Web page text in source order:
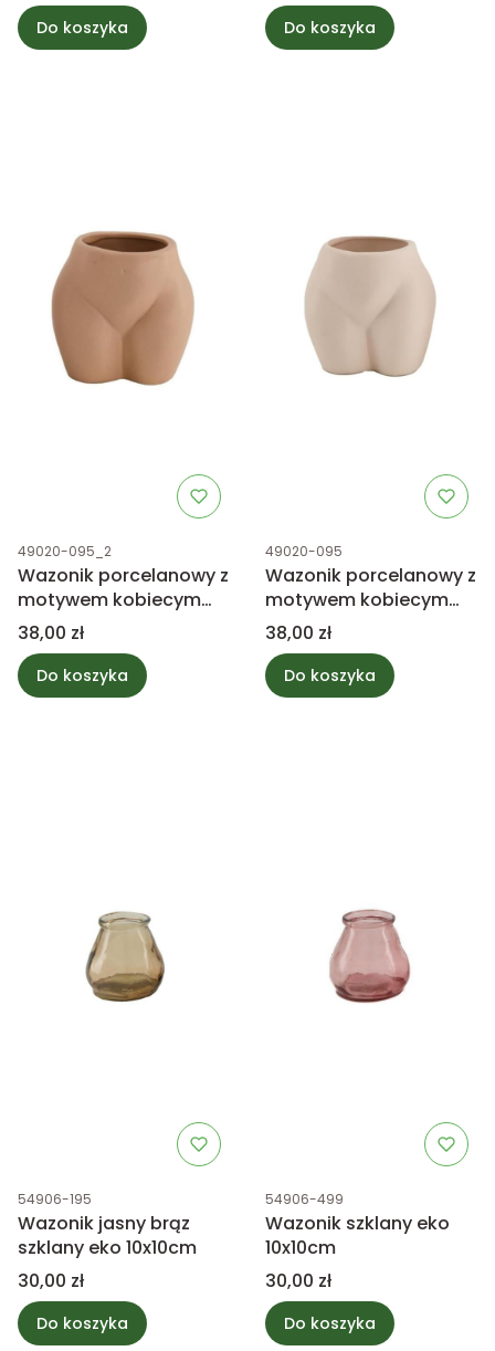
Do koszyka Do koszyka
Kod produktu
49020-095_2
Wazonik porcelanowy z
motywem kobiecym
jasny brąz
Cena
38,00 zł
Do koszyka
Kod produktu
49020-095
Wazonik porcelanowy z
motywem kobiecym
kremowy
Cena
38,00 zł
Do koszyka
Kod produktu
54906-195
Wazonik jasny brąz
szklany eko 10x10cm
Cena
30,00 zł
Do koszyka
Kod produktu
54906-499
Wazonik szklany eko
10x10cm
Cena
30,00 zł
Do koszyka